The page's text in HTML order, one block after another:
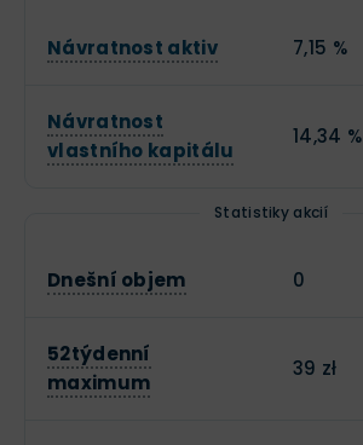
Návratnost aktiv 7,15 %
Návratnost
vlastního kapitálu
14,34 %
Statistiky akcií
Dnešní objem 0
52týdenní
maximum
39 zł